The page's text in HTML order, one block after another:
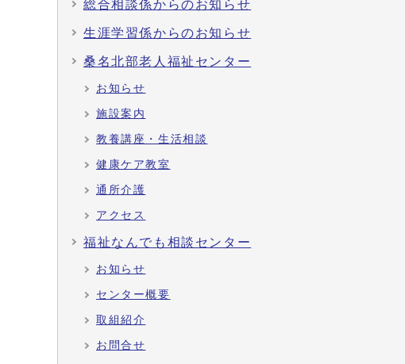
総合相談係からのお知らせ
生涯学習係からのお知らせ
桑名北部老人福祉センター
お知らせ
施設案内
教養講座・生活相談
健康ケア教室
通所介護
アクセス
福祉なんでも相談センター
お知らせ
センター概要
取組紹介
お問合せ